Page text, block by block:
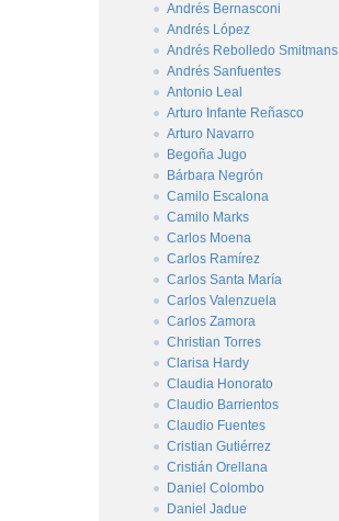
Andrés Bernasconi
Andrés López
Andrés Rebolledo Smitmans
Andrés Sanfuentes
Antonio Leal
Arturo Infante Reñasco
Arturo Navarro
Begoña Jugo
Bárbara Negrón
Camilo Escalona
Camilo Marks
Carlos Moena
Carlos Ramírez
Carlos Santa María
Carlos Valenzuela
Carlos Zamora
Christian Torres
Clarisa Hardy
Claudia Honorato
Claudio Barrientos
Claudio Fuentes
Cristian Gutiérrez
Cristián Orellana
Daniel Colombo
Daniel Jadue